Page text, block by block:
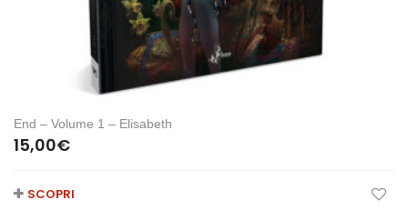
End – Volume 1 – Elisabeth
15,00€
SCOPRI